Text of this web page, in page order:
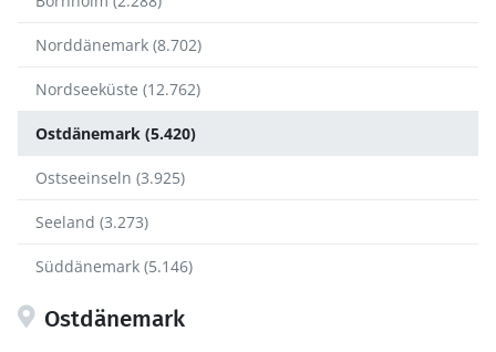
Norddänemark (8.702)
Nordseeküste (12.762)
Ostdänemark (5.420)
Ostseeinseln (3.925)
Seeland (3.273)
Süddänemark (5.146)
Ostdänemark